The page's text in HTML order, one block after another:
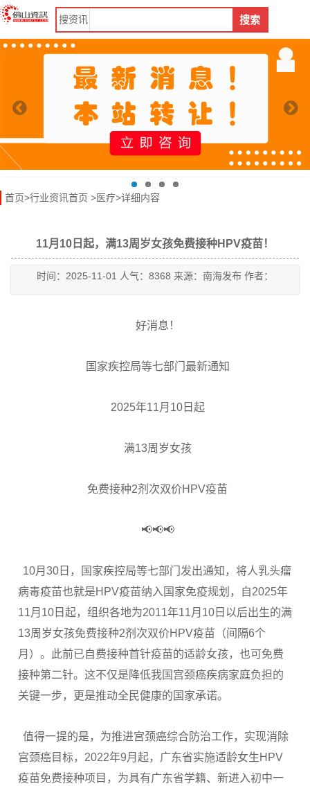
搜资讯 搜索
首页>行业资讯首页 >医疗>详细内容
11月10日起，满13周岁女孩免费接种HPV疫苗！
时间：2025-11-01 人气：8368 来源：南海发布 作者：
好消息！
国家疾控局等七部门最新通知
2025年11月10日起
满13周岁女孩
免费接种2剂次双价HPV疫苗
📢📢📢
10月30日，国家疾控局等七部门发出通知，将人乳头瘤
病毒疫苗也就是HPV疫苗纳入国家免疫规划，自2025年
11月10日起，组织各地为2011年11月10日以后出生的满
13周岁女孩免费接种2剂次双价HPV疫苗（间隔6个
月）。此前已自费接种首针疫苗的适龄女孩，也可免费
接种第二针。这不仅是降低我国宫颈癌疾病家庭负担的
关键一步，更是推动全民健康的国家承诺。
值得一提的是，为推进宫颈癌综合防治工作，实现消除
宫颈癌目标，2022年9月起，广东省实施适龄女生HPV
疫苗免费接种项目，为具有广东省学籍、新进入初中一